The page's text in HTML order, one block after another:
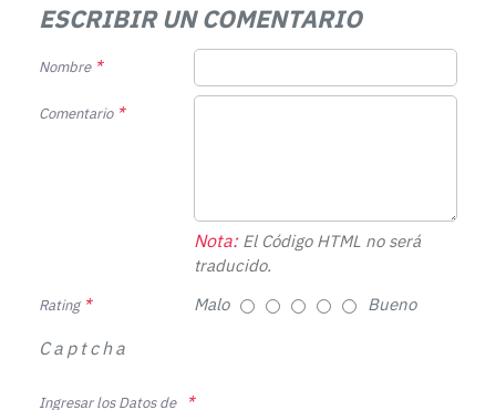
ESCRIBIR UN COMENTARIO
Nombre
Comentario
Nota:El Código HTML no será
traducido.
Rating Malo Bueno
Captcha
Ingresar los Datos de